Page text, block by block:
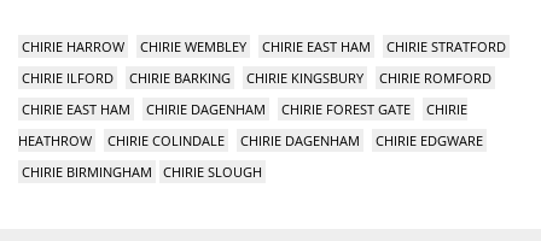
CHIRIE HARROW CHIRIE WEMBLEY CHIRIE EAST HAM
CHIRIE STRATFORD
CHIRIE ILFORD
CHIRIE BARKING CHIRIE KINGSBURY
CHIRIE ROMFORD
CHIRIE EAST HAM
CHIRIE DAGENHAM CHIRIE FOREST GATE
CHIRIE
HEATHROW
CHIRIE COLINDALE CHIRIE DAGENHAM
CHIRIE EDGWARE
CHIRIE BIRMINGHAM
CHIRIE SLOUGH